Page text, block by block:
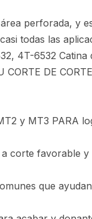
perforada, y
todas las
4T-6532
DE
y MT3 PARA
corte favorable
que